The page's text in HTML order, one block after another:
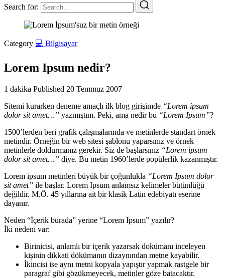
Search for:
Category 💻 Bilgisayar
Lorem Ipsum nedir?
1 dakika Published 20 Temmuz 2007
Sitemi kurarken deneme amaçlı ilk blog girişimde “Lorem ipsum
dolor sit amet…” yazmıştım. Peki, ama nedir bu “Lorem Ipsum”?
1500’lerden beri grafik çalışmalarında ve metinlerde standart örnek
metindir. Örneğin bir web sitesi şablonu yaparsınız ve örnek
metinlerle doldurmanız gerekir. Siz de başlarsınız “Lorem ipsum
dolor sit amet…” diye. Bu metin 1960’lerde popülerlik kazanmıştır.
Lorem ipsum metinleri büyük bir çoğunlukla “Lorem Ipsum dolor
sit amet” ile başlar. Lorem Ipsum anlamsız kelimeler bütünlüğü
değildir. M.Ö. 45 yıllarına ait bir klasik Latin edebiyatı eserine
dayanır.
Neden “İçerik burada” yerine “Lorem Ipsum” yazılır?
İki nedeni var:
Birinicisi, anlamlı bir içerik yazarsak dokümanı inceleyen
kişinin dikkati dökümanın dizaynından metne kayabilir.
İkincisi ise aynı metni kopyala yapıştır yapmak rastgele bir
paragraf gibi gözükmeyecek, metinler göze batacaktır.